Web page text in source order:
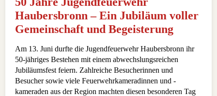
Haubersbronn – Ein Jubiläum voller
Gemeinschaft und Begeisterung
Am 13. Juni durfte die Jugendfeuerwehr Haubersbronn ihr
50-jähriges Bestehen mit einem abwechslungsreichen
Jubiläumsfest feiern. Zahlreiche Besucherinnen und
Besucher sowie viele Feuerwehrkameradinnen und -
kameraden aus der Region machten diesen besonderen Tag